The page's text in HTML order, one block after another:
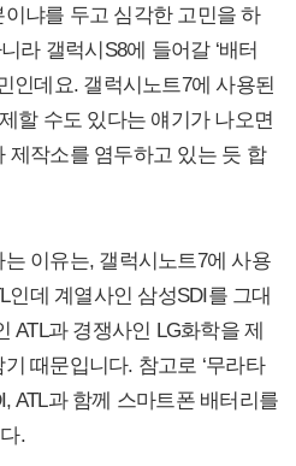
냐를 두고 심각한 고민을 하
라 갤럭시S8에 들어갈 ‘배터
인데요. 갤럭시노트7에 사용된
할 수도 있다는 얘기가 나오면
제작소를 염두하고 있는 듯 합
이유는, 갤럭시노트7에 사용
인데 계열사인 삼성SDI를 그대
ATL과 경쟁사인 LG화학을 제
때문입니다. 참고로 ‘무라타
ATL과 함께 스마트폰 배터리를
.